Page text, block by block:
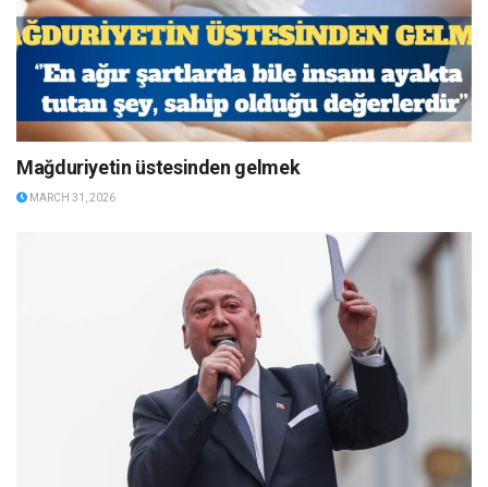
Mağduriyetin üstesinden gelmek
MARCH 31, 2026